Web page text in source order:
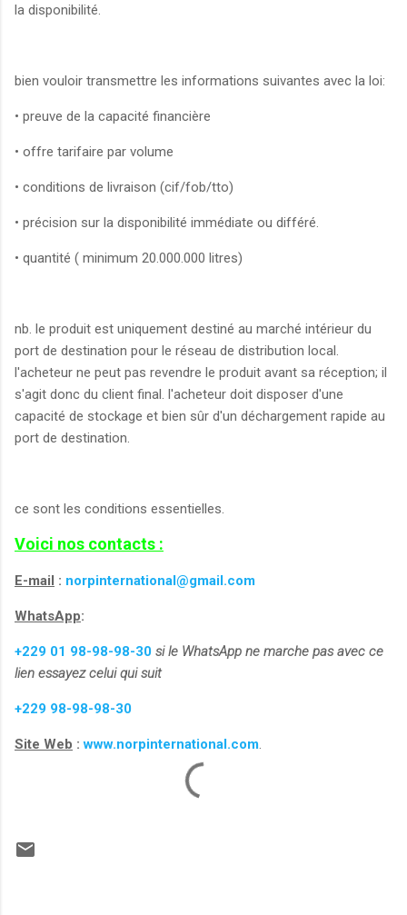
la disponibilité.
bien vouloir transmettre les informations suivantes avec la loi:
• preuve de la capacité financière
• offre tarifaire par volume
• conditions de livraison (cif/fob/tto)
• précision sur la disponibilité immédiate ou différé.
• quantité ( minimum 20.000.000 litres)
nb. le produit est uniquement destiné au marché intérieur du
port de destination pour le réseau de distribution local.
l'acheteur ne peut pas revendre le produit avant sa réception; il
s'agit donc du client final. l'acheteur doit disposer d'une
capacité de stockage et bien sûr d'un déchargement rapide au
port de destination.
ce sont les conditions essentielles.
Voici nos contacts :
E-mail : norpinternational@gmail.com
WhatsApp:
+229 01 98-98-98-30 si le WhatsApp ne marche pas avec ce
lien essayez celui qui suit
+229 98-98-98-30
Site Web :www.norpinternational.com.